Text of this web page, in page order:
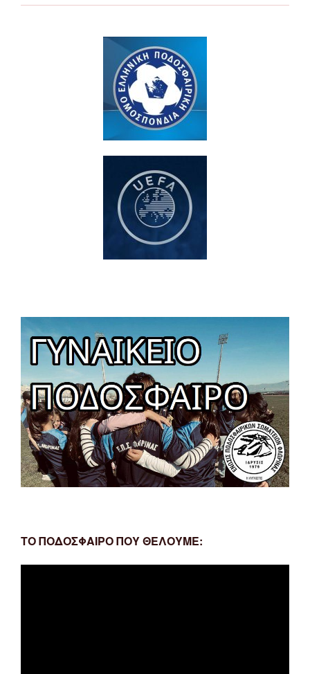
ΤΟ ΠΟΔΟΣΦΑΙΡΟ ΠΟΥ ΘΕΛΟΥΜΕ: